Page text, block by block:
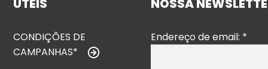
ÚTEIS
CONDIÇÕES DE
CAMPANHAS*
NOSSA
Endereço de email: *